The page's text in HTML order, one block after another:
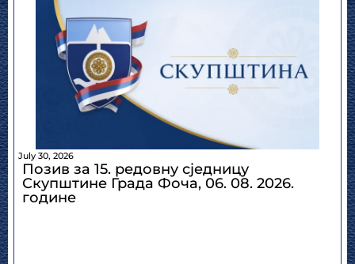
July 30, 2026
Позив за 15. редовну сједницу
Скупштине Града Фоча, 06. 08. 2026.
године